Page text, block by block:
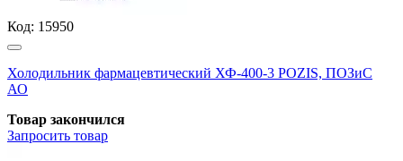
Код: 15950
Холодильник фармацевтический ХФ-400-3 POZIS, ПОЗиС
АО
Товар закончился
Запросить товар